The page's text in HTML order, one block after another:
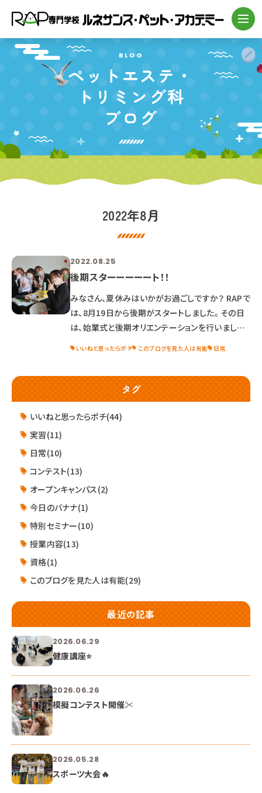
BLOG
ペットエステ・
トリミング科
ブログ
2022年8月
2022.08.25
後期スターーーーート！！
みなさん、夏休みはいかがお過ごしですか？ RAPで
は、8月19日から後期がスタートしました。 その日
は、始業式と後期オリエンテーションを行いました
て行いました。 ヘルメットもしっかり被って、バッチ
リ(`･ω･´)b 無事に防災訓練が終わり、 ホッとして
いるところをパシャリ✨ 消火訓練もクラス委員長と
いいねと思ったらポチ このブログを見た人は有能 日常
タグ
いいねと思ったらポチ(44)
実習(11)
日常(10)
コンテスト(13)
オープンキャンパス(2)
今日のバナナ(1)
特別セミナー(10)
授業内容(13)
資格(1)
このブログを見た人は有能(29)
最近の記事
2026.06.29
健康講座⭐
2026.06.26
模擬コンテスト開催✂
2026.05.28
スポーツ大会🔥